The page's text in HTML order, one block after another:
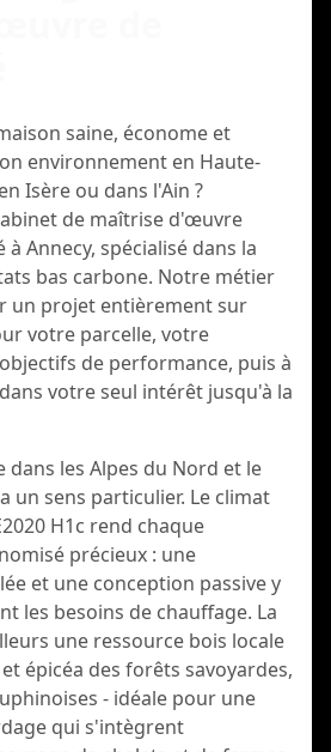
saine, économe et
environnement en Haute-
Isère ou dans l'Ain ?
de maîtrise d'œuvre
Annecy, spécialisé dans la
bas carbone. Notre métier
un projet entièrement sur
votre parcelle, votre
de performance, puis à
votre seul intérêt jusqu'à la
les Alpes du Nord et le
un sens particulier. Le climat
H1c rend chaque
précieux : une
et une conception passive y
les besoins de chauffage. La
une ressource bois locale
épicéa des forêts savoyardes,
- idéale pour une
qui s'intègrent